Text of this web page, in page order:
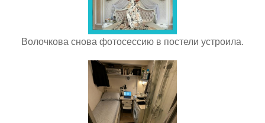
Волочкова снова фотосессию в постели устроила.